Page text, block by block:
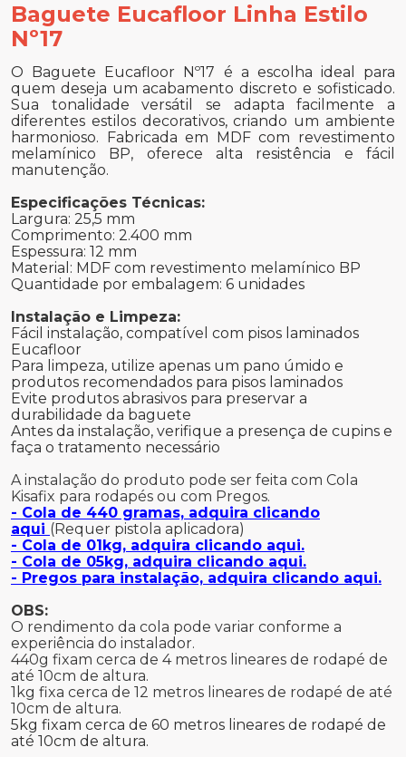
Baguete Eucafloor Linha Estilo
Nº17
O Baguete Eucafloor Nº17 é a escolha ideal para
quem deseja um acabamento discreto e sofisticado.
Sua tonalidade versátil se adapta facilmente a
diferentes estilos decorativos, criando um ambiente
harmonioso. Fabricada em MDF com revestimento
melamínico BP, oferece alta resistência e fácil
manutenção.
Especificações Técnicas:
Largura: 25,5 mm
Comprimento: 2.400 mm
Espessura: 12 mm
Material: MDF com revestimento melamínico BP
Quantidade por embalagem: 6 unidades
Instalação e Limpeza:
Fácil instalação, compatível com pisos laminados
Eucafloor
Para limpeza, utilize apenas um pano úmido e
produtos recomendados para pisos laminados
Evite produtos abrasivos para preservar a
durabilidade da baguete
Antes da instalação, verifique a presença de cupins e
faça o tratamento necessário
A instalação do produto pode ser feita com Cola
Kisafix para rodapés ou com Pregos.
- Cola de 440 gramas, adquira clicando
aqui (Requer pistola aplicadora)
- Cola de 01kg, adquira clicando aqui.
- Cola de 05kg, adquira clicando aqui.
- Pregos para instalação, adquira clicando aqui.
OBS:
O rendimento da cola pode variar conforme a
experiência do instalador.
440g fixam cerca de 4 metros lineares de rodapé de
até 10cm de altura.
1kg fixa cerca de 12 metros lineares de rodapé de até
10cm de altura.
5kg fixam cerca de 60 metros lineares de rodapé de
até 10cm de altura.